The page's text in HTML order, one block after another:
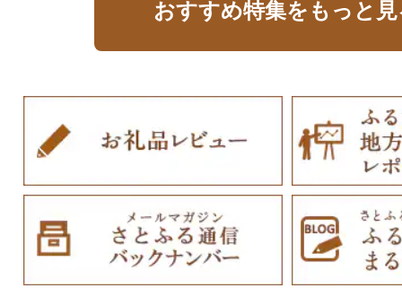
おすすめ特集をもっと